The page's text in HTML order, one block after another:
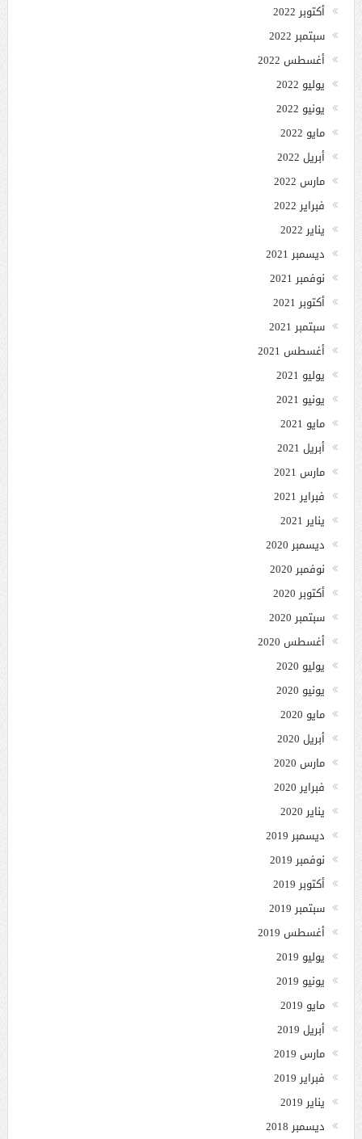
أكتوبر 2022
سبتمبر 2022
أغسطس 2022
يوليو 2022
يونيو 2022
مايو 2022
أبريل 2022
مارس 2022
فبراير 2022
يناير 2022
ديسمبر 2021
نوفمبر 2021
أكتوبر 2021
سبتمبر 2021
أغسطس 2021
يوليو 2021
يونيو 2021
مايو 2021
أبريل 2021
مارس 2021
فبراير 2021
يناير 2021
ديسمبر 2020
نوفمبر 2020
أكتوبر 2020
سبتمبر 2020
أغسطس 2020
يوليو 2020
يونيو 2020
مايو 2020
أبريل 2020
مارس 2020
فبراير 2020
يناير 2020
ديسمبر 2019
نوفمبر 2019
أكتوبر 2019
سبتمبر 2019
أغسطس 2019
يوليو 2019
يونيو 2019
مايو 2019
أبريل 2019
مارس 2019
فبراير 2019
يناير 2019
ديسمبر 2018